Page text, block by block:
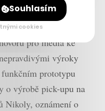
využívat
pro média ke
výroky
prototypu
o výrobě pick-upu na
Nikoly, oznámení o
Souhlasím
cookies